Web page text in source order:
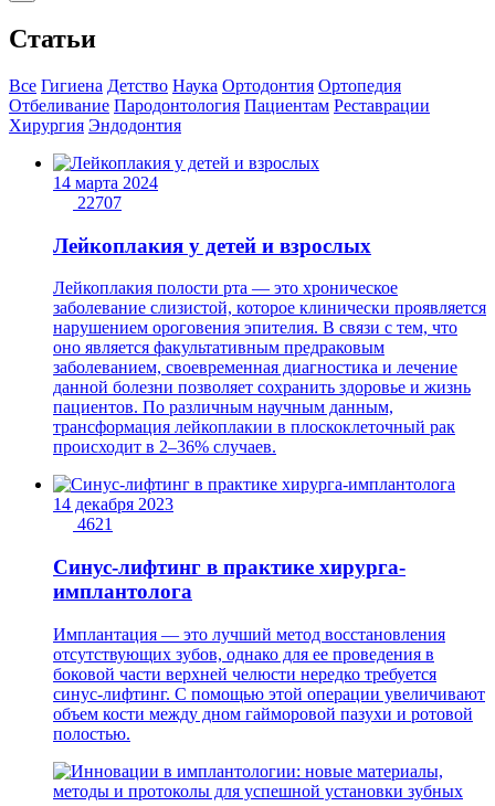
Статьи
Все Гигиена Детство Наука Ортодонтия Ортопедия
Отбеливание Пародонтология Пациентам Реставрации
Хирургия Эндодонтия
14 марта 2024
22707
Лейкоплакия у детей и взрослых
Лейкоплакия полости рта — это хроническое
заболевание слизистой, которое клинически проявляется
нарушением ороговения эпителия. В связи с тем, что
оно является факультативным предраковым
заболеванием, своевременная диагностика и лечение
данной болезни позволяет сохранить здоровье и жизнь
пациентов. По различным научным данным,
трансформация лейкоплакии в плоскоклеточный рак
происходит в 2–36% случаев.
14 декабря 2023
4621
Синус-лифтинг в практике хирурга-
имплантолога
Имплантация — это лучший метод восстановления
отсутствующих зубов, однако для ее проведения в
боковой части верхней челюсти нередко требуется
синус-лифтинг. С помощью этой операции увеличивают
объем кости между дном гайморовой пазухи и ротовой
полостью.